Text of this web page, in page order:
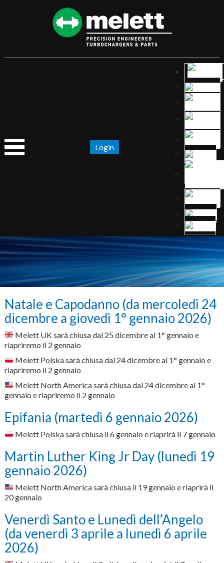
Login
Natale e Capodanno (da mercoledì 24
dicembre a giovedì 1° gennaio 2026)
Melett UK sarà chiusa dal 25 dicembre al 1° gennaio e
riapriremo il 2 gennaio
Melett Polska sarà chiusa dal 24 dicembre al 1° gennaio e
riapriremo il 2 gennaio
Melett North America sarà chiusa dal 24 dicembre al 1°
gennaio e riapriremo il 2 gennaio
Epifania (martedì 6 gennaio 2026)
Melett Polska sarà chiusa il 6 gennaio e riaprirà il 7 gennaio
Martin Luther King Jr Day (lunedì 19
gennaio 2026)
Melett North America sarà chiusa il 19 gennaio e riaprirà il
20 gennaio
Venerdì Santo e Lunedì dell’Angelo
(da venerdì 3 aprile a lunedì 6 aprile
2026)